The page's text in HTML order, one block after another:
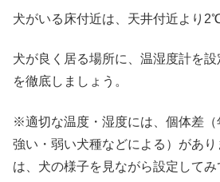
犬がいる床付近は、天井付近より
犬が良く居る場所に、温湿度計を
を徹底しましょう。
※適切な温度・湿度には、個体差（
強い・弱い犬種などによる）があ
は、犬の様子を見ながら設定して